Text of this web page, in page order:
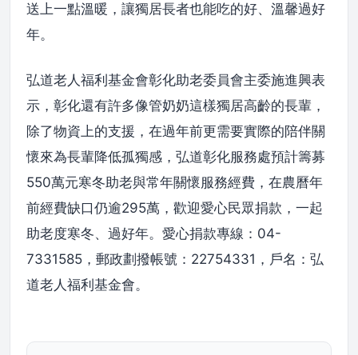
送上一點溫暖，讓獨居長者也能吃的好、溫馨過好
年。
弘道老人福利基金會彰化助老委員會主委施進興表
示，彰化還有許多像管奶奶這樣獨居高齡的長輩，
除了物資上的支援，在過年前更需要實際的陪伴關
懷來為長輩降低孤獨感，弘道彰化服務處預計籌募
550萬元寒冬助老與常年關懷服務經費，在農曆年
前經費缺口仍逾295萬，歡迎愛心民眾捐款，一起
助老度寒冬、過好年。愛心捐款專線：04-
7331585，郵政劃撥帳號：22754331，戶名：弘
道老人福利基金會。